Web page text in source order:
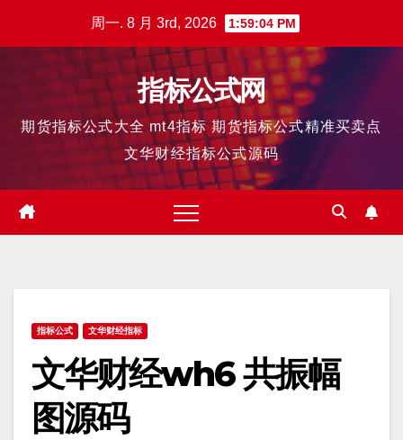
周一. 8 月 3rd, 2026 1:59:05 PM
指标公式网
期货指标公式大全 mt4指标 期货指标公式精准买卖点
文华财经指标公式源码
指标公式 文华财经指标
文华财经wh6 共振幅
图源码